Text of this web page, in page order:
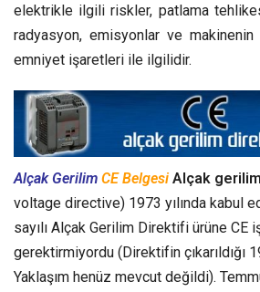
elektrikle ilgili riskler, patlama
radyasyon, emisyonlar ve
emniyet işaretleri ile ilgilidir.
Alçak Gerilim CE Belgesi Alçak
voltage directive) 1973 yılında kabul
sayılı Alçak Gerilim Direktifi ürüne
gerektirmiyordu (Direktifin çıkarıldığı
Yaklaşım henüz mevcut değildi).